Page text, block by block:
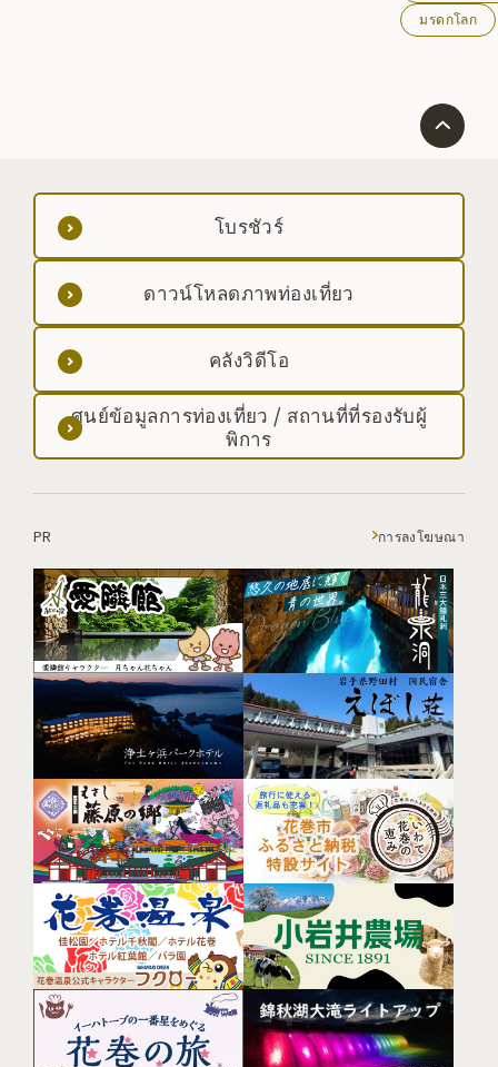
มรดกทางวัฒน
ขึ้นทะเบียน
มรดกโลก
โบรชัวร์
ดาวน์โหลดภาพท่องเที่ยว
คลังวิดีโอ
ศูนย์ข้อมูลการท่องเที่ยว / สถานที่ที่รองรับผู้
พิการ
PR การลงโฆษณา